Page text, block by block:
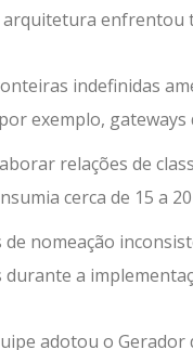
enfrentou
indefinidas
exemplo,
relações de
cerca de 15 a
de nomeação
a
adotou o Gerador